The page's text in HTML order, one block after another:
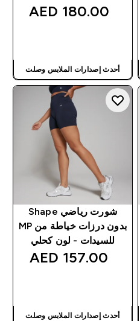
180.00 AED‎
أحدث إصدارات الملابس وصلت
شورت رياضي Shape
بدون درزات خياطة من MP
للسيدات - لون كحلي
157.00 AED‎
أحدث إصدارات الملابس وصلت